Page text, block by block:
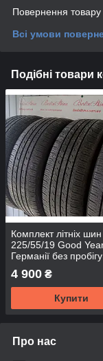
Повернення
Всі умови
Подібні товари
Комплект літніх шин
225/55/19 Good
Германії без
Україні
4 900 ₴
Купити
Про нас